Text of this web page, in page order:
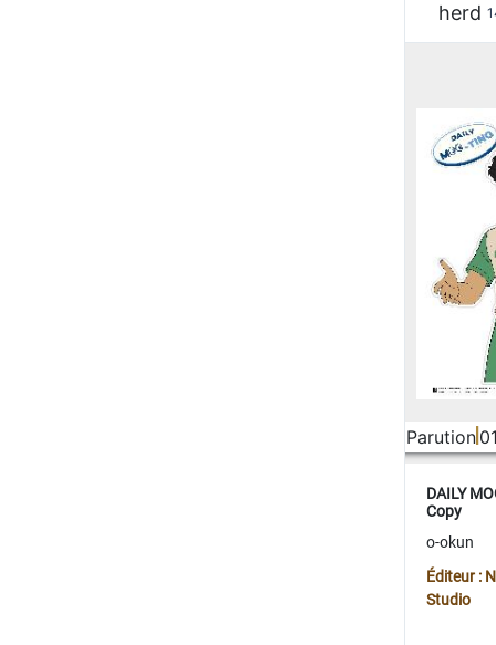
herd
Parution
DAILY
Copy
o-okun
Éditeur :
Studio